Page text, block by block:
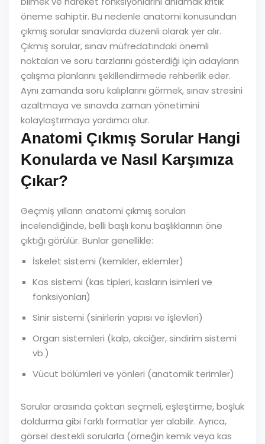
öneme sahiptir. Bu nedenle anatomi konusundan
çıkmış sorular sınavlarda düzenli olarak yer alır.
Çıkmış sorular, sınav müfredatındaki önemli
noktaları ve soru tarzlarını gösterdiği için adayların
çalışma planlarını şekillendirmede rehberlik eder.
Aynı zamanda soru kalıplarını görmek, sınav stresini
azaltmaya ve sınavda zaman yönetimini
kolaylaştırmaya yardımcı olur.
Anatomi Çıkmış Sorular Hangi
Konularda ve Nasıl Karşımıza
Çıkar?
Geçmiş yılların anatomi çıkmış soruları
incelendiğinde, belli başlı konu başlıklarının öne
çıktığı görülür. Bunlar genellikle:
İskelet sistemi (kemikler, eklemler)
Kas sistemi (kas tipleri, kasların isimleri ve
fonksiyonları)
Sinir sistemi (sinirlerin yapısı ve işlevleri)
Organ sistemleri (kalp, akciğer, sindirim sistemi
vb.)
Vücut bölümleri ve yönleri (anatomik terimler)
Sorular arasında çoktan seçmeli, eşleştirme, boşluk
doldurma gibi farklı formatlar yer alabilir. Ayrıca,
görsel destekli sorularla (örneğin kemik veya kas